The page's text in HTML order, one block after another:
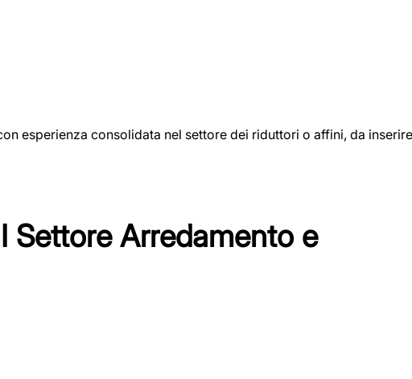
esperienza consolidata nel settore dei riduttori o affini, da inserire
Settore Arredamento e